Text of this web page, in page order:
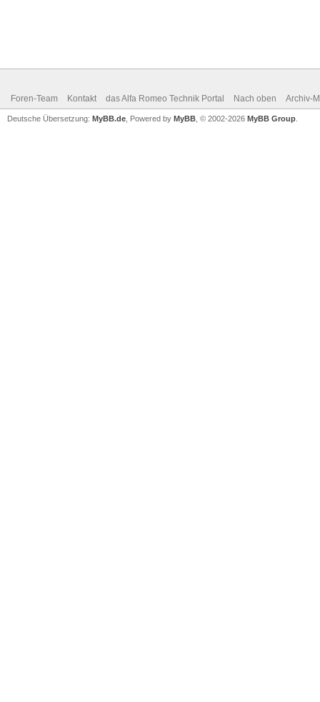
Foren-Team Kontakt das Alfa Romeo Technik Portal Nach oben Archiv-
Deutsche Übersetzung: MyBB.de , Powered by MyBB , © 2002-2026 MyBB Group